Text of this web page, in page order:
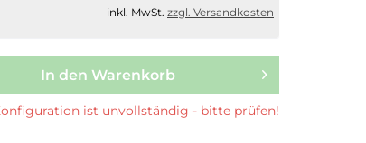
inkl. MwSt. zzgl. Versandkosten
In den Warenkorb
ist unvollständig - bitte prüfen!